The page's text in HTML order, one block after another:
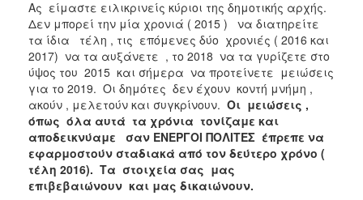
Ας είμαστε ειλικρινείς κύριοι της δημοτικής αρχής.
Δεν μπορεί την μία χρονιά ( 2015 ) να διατηρείτε
τα ίδια τέλη , τις επόμενες δύο χρονιές ( 2016 και
2017) να τα αυξάνετε , το 2018 να τα γυρίζετε στο
ύψος του 2015 και σήμερα να προτείνετε μειώσεις
για το 2019. Οι δημότες δεν έχουν κοντή μνήμη ,
ακούν , μελετούν και συγκρίνουν. Οι μειώσεις ,
όπως όλα αυτά τα χρόνια τονίζαμε και
αποδεικνύαμε σαν ΕΝΕΡΓΟΙ ΠΟΛΙΤΕΣ έπρεπε να
εφαρμοστούν σταδιακά από τον δεύτερο χρόνο (
τέλη 2016). Τα στοιχεία σας μας
επιβεβαιώνουν και μας δικαιώνουν.